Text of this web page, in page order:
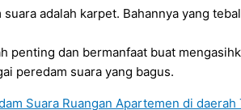
adalah karpet. Bahannya yang
penting dan bermanfaat buat
peredam suara yang bagus.